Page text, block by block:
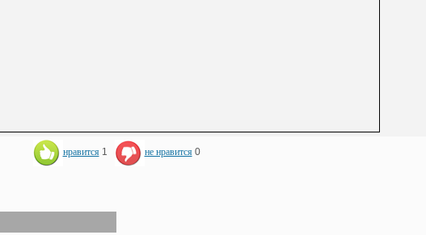
нравится 1 не нравится 0